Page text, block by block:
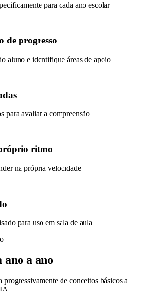
para cada ano escolar
de progresso
aluno e identifique áreas de apoio
para avaliar a compreensão
ritmo
na própria velocidade
para uso em sala de aula
ano a ano
de conceitos básicos a